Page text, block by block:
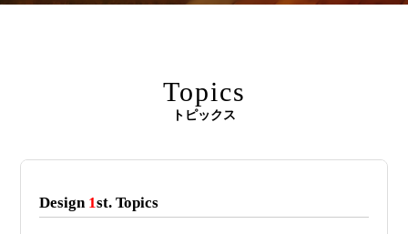
Topics
トピックス
Design 1st. Topics